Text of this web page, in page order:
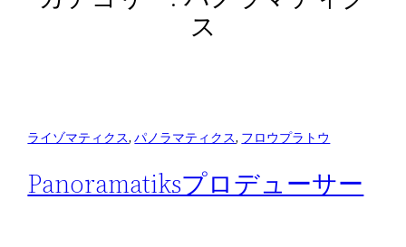
ス
ライゾマティクス, パノラマティクス, フロウプラトウ
Panoramatiksプロデューサー